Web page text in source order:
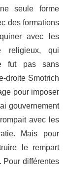
seule forme
des formations
avec les
religieux, qui
fut pas sans
droite Smotrich
pour imposer
gouvernement
avec les
Mais pour
le rempart
Pour différentes